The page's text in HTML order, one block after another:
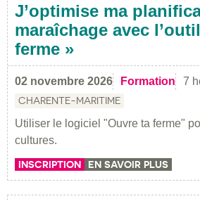
J’optimise ma
maraîchage avec
ferme »
02 novembre 2026 Formation 7
CHARENTE-MARITIME
Utiliser le logiciel "Ouvre ta ferme"
cultures.
INSCRIPTION EN SAVOIR PLUS